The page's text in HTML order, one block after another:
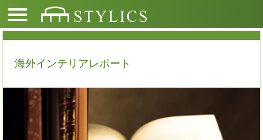
海外インテリアレポート